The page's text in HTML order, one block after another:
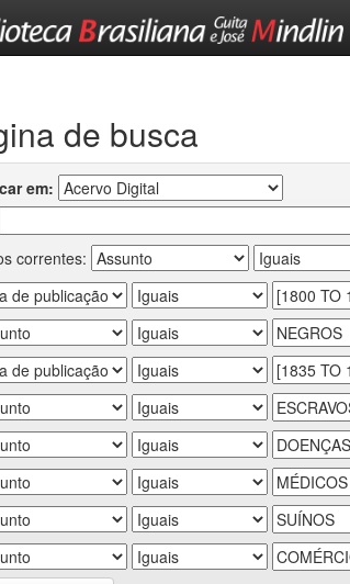
de busca
em:
correntes: